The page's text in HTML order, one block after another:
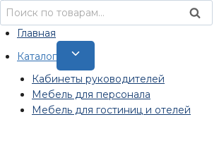
Искать: Поиск
Главная
Каталог
Переключить
дочернее
меню
Кабинеты руководителей
Мебель для персонала
Мебель для гостиниц и отелей